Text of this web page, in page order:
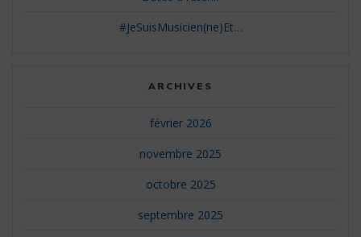
#JeSuisMusicien(ne)Et…
ARCHIVES
février 2026
novembre 2025
octobre 2025
septembre 2025